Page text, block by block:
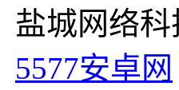
盐城网络
5577安卓网